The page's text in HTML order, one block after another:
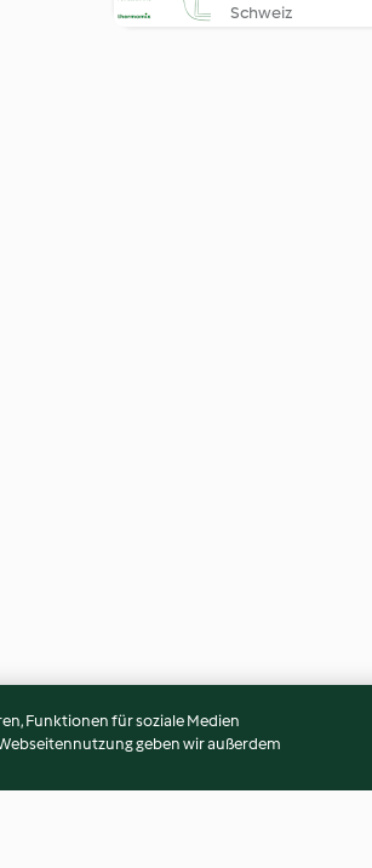
Schweiz
Funktionen für soziale Medien
geben wir außerdem